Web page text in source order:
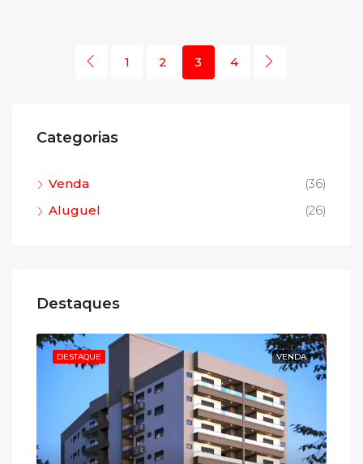
1 2 3 4
Categorias
Venda
(36)
Aluguel
(26)
Destaques
VENDA
DESTAQUE